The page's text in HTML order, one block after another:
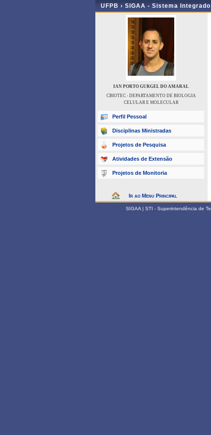
UFPB › SIGAA - Sistema
IAN PORTO GURGEL DO AMARAL
CBIOTEC - DEPARTAMENTO DE BIOLOGIA
CELULAR E MOLECULAR
Perfil Pessoal
Disciplinas Ministradas
Projetos de Pesquisa
Atividades de Extensão
Projetos de Monitoria
Ir ao Menu Principal
SIGAA | STI - Superintendência de